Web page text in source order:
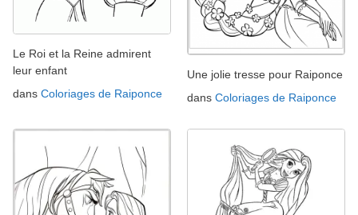
Le Roi et la Reine admirent
leur enfant
dans Coloriages de Raiponce
Une jolie tresse pour Raiponce
dans Coloriages de Raiponce